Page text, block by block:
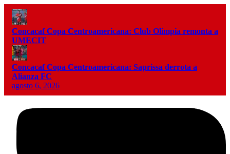
Concacaf Copa Centroamericana: Club Olimpia remonta a
UMECIT
Concacaf Copa Centroamericana: Saprissa derrota a
Alianza FC
agosto 6, 2026